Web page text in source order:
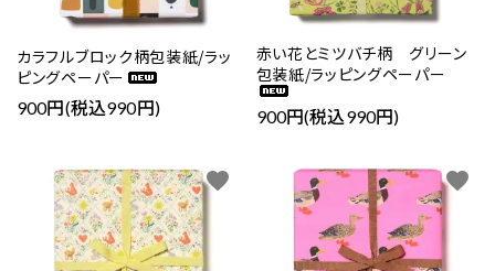
カラフルブロック柄包装紙/ラッ
ピングペーパー
900円(税込990円)
赤い花とミツバチ柄 グリーン
包装紙/ラッピングペーパー
900円(税込990円)
favorite favorite